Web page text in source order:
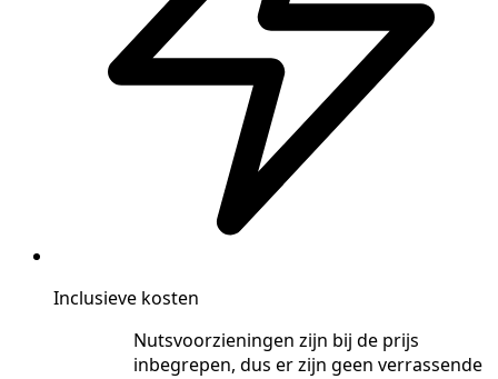
Inclusieve kosten
Nutsvoorzieningen zijn bij de prijs
inbegrepen, dus er zijn geen verrassende